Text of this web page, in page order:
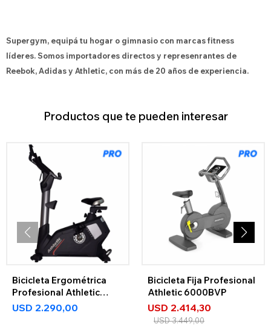
Supergym, equipá tu hogar o gimnasio con marcas fitness
líderes. Somos importadores directos y represenrantes de
Reebok, Adidas y Athletic, con más de 20 años de experiencia.
Productos que te pueden interesar
Bicicleta Ergométrica
Profesional Athletic
5900BV
USD 2.290,00
Bicicleta Fija Profesional
Athletic 6000BVP
USD 2.414,30
USD3.449,00